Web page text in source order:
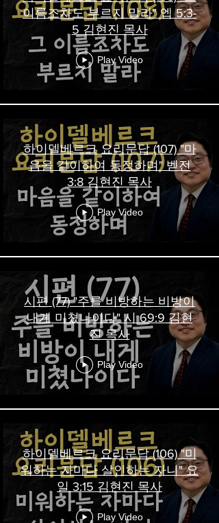
이름조차도 부르지 말라" 엡 5:3-
5 김현진 목사
Play Video
하이델베르크 요리문답 (107) "마
음을 같이하여 동정하며" 벧전
3:8 김현진 목사
Play Video
시편 (77) "주를 비방하는 비방이
내게 미쳤나이다" 시 69:9 김현
진 목사
Play Video
하이델베르크 요리문답 (106) "미
워하는 자마다 살인하는 자니" 요
일 3:15 김현진 목사
Play Video